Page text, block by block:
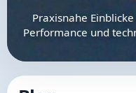
Praxisnahe
Performance und